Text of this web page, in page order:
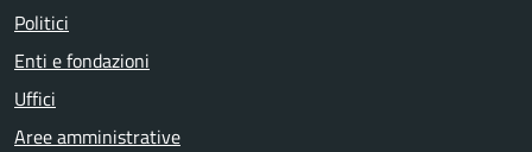
Politici
Enti e fondazioni
Uffici
Aree amministrative